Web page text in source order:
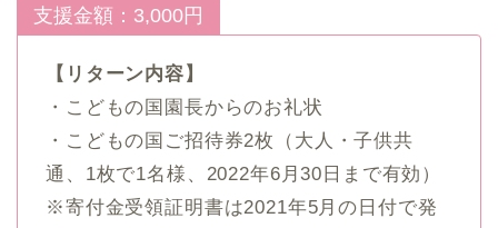
支援金額：3,000円
【リターン内容】
・こどもの国園長からのお礼状
・こどもの国ご招待券2枚（大人・子供共
通、1枚で1名様、2022年6月30日まで有効）
※寄付金受領証明書は2021年5月の日付で発